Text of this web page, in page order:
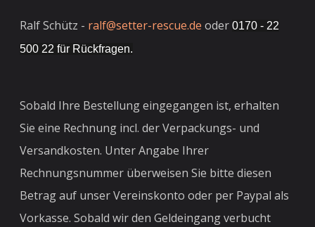
Ralf Schütz - ralf@setter-rescue.de oder0170 - 22
500 22 für Rückfragen.
Sobald Ihre Bestellung eingegangen ist, erhalten
Sie eine Rechnung incl. der Verpackungs- und
Versandkosten. Unter Angabe Ihrer
Rechnungsnummer überweisen Sie bitte diesen
Betrag auf unser Vereinskonto oder per Paypal als
Vorkasse. Sobald wir den Geldeingang verbucht